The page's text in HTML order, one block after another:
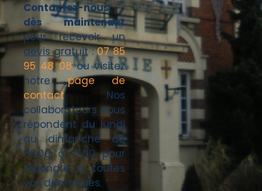
Contactez-nous
dès maintenant
pour recevoir un
devis gratuit:07 85
95 48 08ou visitez
notrepage de
contact. Nos
collaborateurs vous
répondent du lundi
au dimanche de
09:00 à 17:00 pour
répondre à toutes
vos demandes.